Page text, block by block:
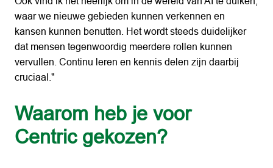
waar we nieuwe gebieden kunnen verkennen en
kansen kunnen benutten. Het wordt steeds duidelijker
dat mensen tegenwoordig meerdere rollen kunnen
vervullen. Continu leren en kennis delen zijn daarbij
cruciaal."
Waarom heb je voor
Centric gekozen?